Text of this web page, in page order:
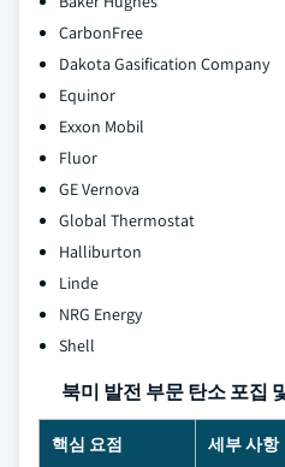
CarbonFree
Dakota Gasification Company
Equinor
Exxon Mobil
Fluor
GE Vernova
Global Thermostat
Halliburton
Linde
NRG Energy
Shell
북미 발전 부문 탄소 포집
핵심 요점 세부 사항